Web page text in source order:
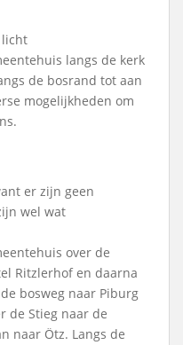
licht
langs de kerk
de bosrand tot aan
mogelijkheden om
er zijn geen
wel wat
over de
Ritzlerhof en daarna
bosweg naar Piburg
de Stieg naar de
naar Ötz. Langs de